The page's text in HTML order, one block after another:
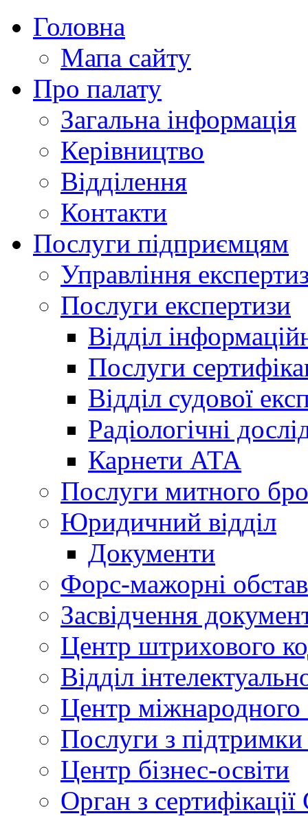
Головна
Мапа сайту
Про палату
Загальна інформація
Керівництво
Відділення
Контакти
Послуги підприємцям
Управління
Послуги експертизи
Відділ
Послуги
Відділ судової
Радіологічні
Карнети АТА
Послуги митного
Юридичний відділ
Документи
Форс-мажорні
Засвідчення
Центр штрихового
Відділ
Центр міжнародного
Послуги з підтримки
Центр бізнес-освіти
Орган з